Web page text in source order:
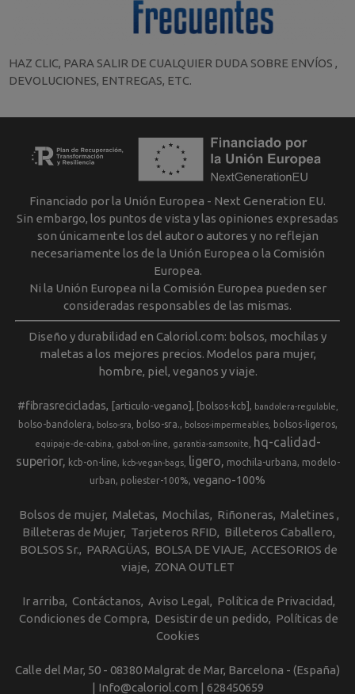
HAZ CLIC, PARA SALIR DE CUALQUIER DUDA SOBRE ENVÍOS ,
DEVOLUCIONES, ENTREGAS, ETC.
Financiado por la Unión Europea - Next Generation EU.
Sin embargo, los puntos de vista y las opiniones expresadas
son únicamente los del autor o autores y no reflejan
necesariamente los de la Unión Europea o la Comisión
Europea.
Ni la Unión Europea ni la Comisión Europea pueden ser
consideradas responsables de las mismas.
Diseño y durabilidad en Caloriol.com: bolsos, mochilas y
maletas a los mejores precios. Modelos para mujer,
hombre, piel, veganos y viaje.
#fibrasrecicladas [articulo-vegano] [bolsos-kcb] bandolera-regulable
bolso-bandolera bolso-sra bolso-sra. bolsos-impermeables bolsos-ligeros
equipaje-de-cabina gabol-on-line garantia-samsonite
hq-calidad-
superior
kcb-on-line kcb-vegan-bags ligero mochila-urbana
modelo-
urban
poliester-100% vegano-100%
Bolsos de mujer Maletas Mochilas Riñoneras Maletines
Billeteras de Mujer Tarjeteros RFID
Billeteros Caballero
BOLSOS Sr.
PARAGÜAS BOLSA DE VIAJE ACCESORIOS de
viaje
ZONA OUTLET
Ir arriba Contáctanos Aviso Legal
Política de Privacidad
Condiciones de Compra
Desistir de un pedido
Políticas de
Cookies
Calle del Mar, 50 - 08380 Malgrat de Mar, Barcelona - (España)
| Info@caloriol.com | 628450659